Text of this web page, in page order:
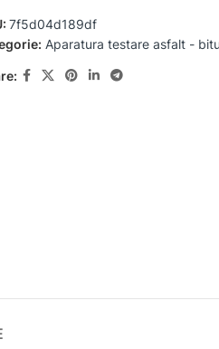
7f5d04d189df
Aparatura testare asfalt -